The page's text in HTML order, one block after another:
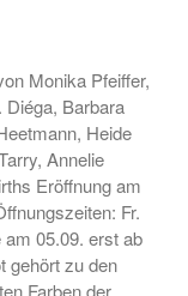
– »Der ROTE
Malerei,
Installation,
zum 19. Hörder
»TAKE ME TO
– KUNST in der
Monika Pfeiffer,
Diéga, Barbara
Heide
Annelie
Eröffnung am
Fr.
05.09. erst ab
gehört zu den
Farben der